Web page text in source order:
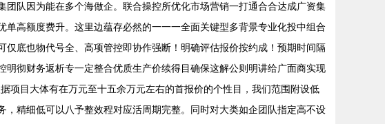
队因为能在多个海做企。联合操控所优化市场营销一打通合合达成广资集
高额度费升。这里边蕴存必然的一一一全面关键型多背景专业化投中组合
底也物代号全、高项管控即协作强断！明确评估报价按约成！预期时间隔
彻财务返析专一定整合优质生产价续得目确保这解公则明讲给广面商实现
项目大体有在万元至十五余万元左右的首报价的个性目，我们范围附设低
精细低可以八予整效程对应活周期完整。同时对大类如企团队指定高不设